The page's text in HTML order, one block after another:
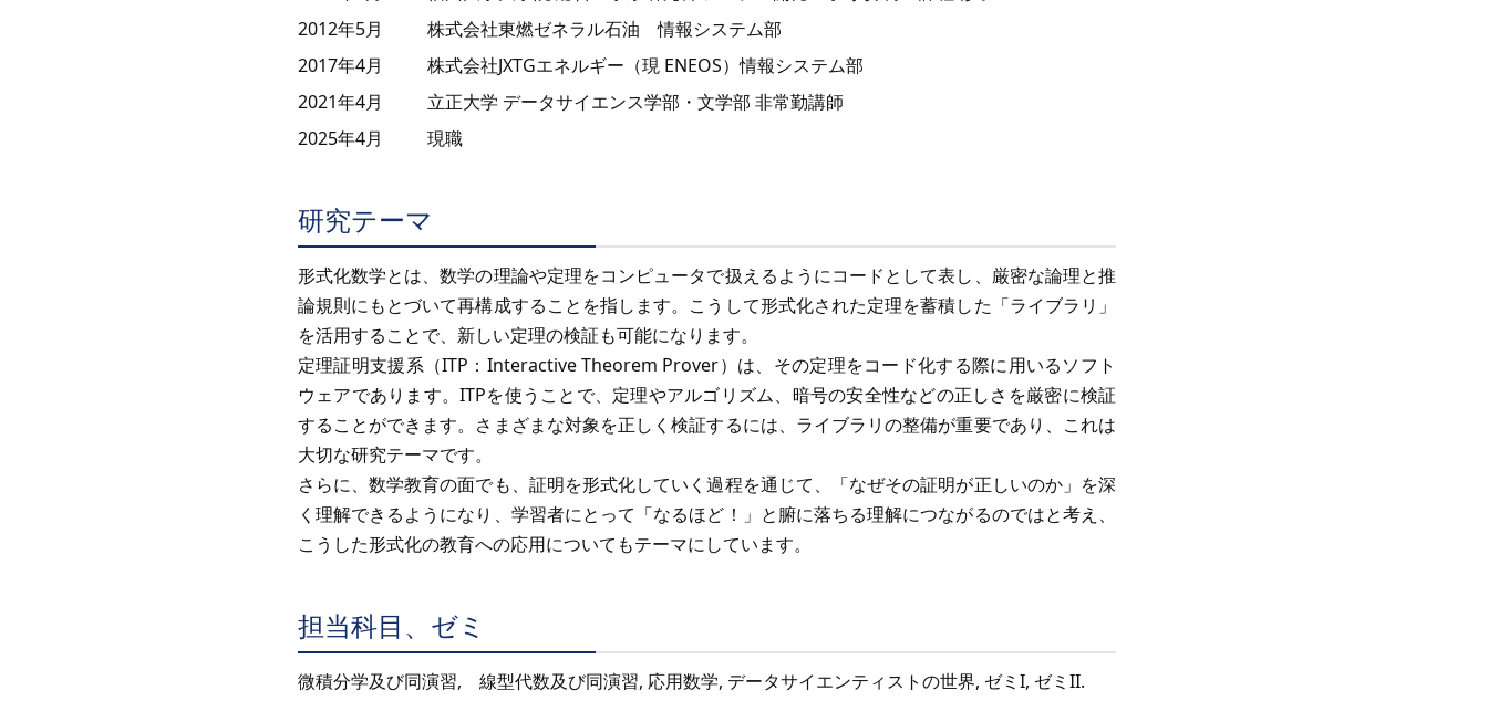
2012年5月
株式会社東燃ゼネラル石油 情報システム部
2017年4月
株式会社JXTGエネルギー（現 ENEOS）情報システム部
2021年4月
立正大学 データサイエンス学部・文学部 非常勤講師
2025年4月
現職
研究テーマ
形式化数学とは、数学の理論や定理をコンピュータで扱えるようにコードとして表し、厳密な論理と推
論規則にもとづいて再構成することを指します。こうして形式化された定理を蓄積した「ライブラリ」
を活用することで、新しい定理の検証も可能になります。
定理証明支援系（ITP：Interactive Theorem Prover）は、その定理をコード化する際に用いるソフト
ウェアであります。ITPを使うことで、定理やアルゴリズム、暗号の安全性などの正しさを厳密に検証
することができます。さまざまな対象を正しく検証するには、ライブラリの整備が重要であり、これは
大切な研究テーマです。
さらに、数学教育の面でも、証明を形式化していく過程を通じて、「なぜその証明が正しいのか」を深
く理解できるようになり、学習者にとって「なるほど！」と腑に落ちる理解につながるのではと考え、
こうした形式化の教育への応用についてもテーマにしています。
担当科目、ゼミ
微積分学及び同演習, 線型代数及び同演習, 応用数学, データサイエンティストの世界, ゼミI, ゼミII.